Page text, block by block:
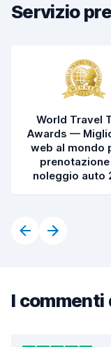
Servizio
World Travel
Awards —
web al mondo
noleggio auto
I